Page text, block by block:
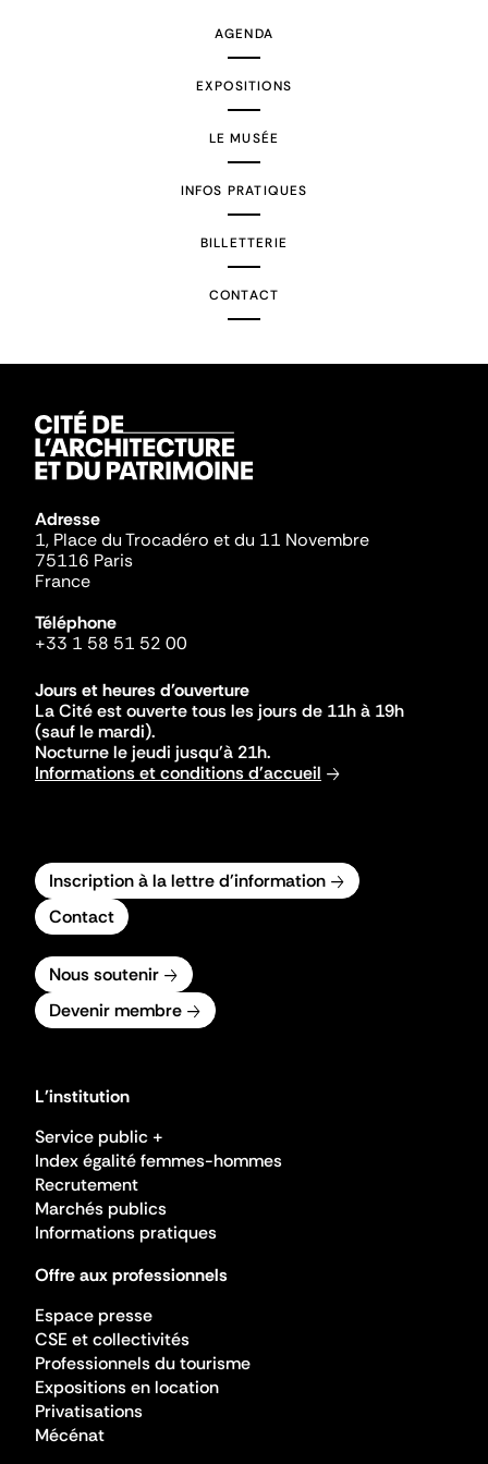
AGENDA
EXPOSITIONS
LE MUSÉE
INFOS PRATIQUES
BILLETTERIE
CONTACT
Adresse
1, Place du Trocadéro et du 11 Novembre
75116 Paris
France
Téléphone
+33 1 58 51 52 00
Jours et heures d'ouverture
La Cité est ouverte tous les jours de 11h à 19h
(sauf le mardi).
Nocturne le jeudi jusqu'à 21h.
Informations et conditions d'accueil
Inscription à la lettre d'information
Contact
Nous soutenir
Devenir membre
L'institution
Service public +
Index égalité femmes-hommes
Recrutement
Marchés publics
Informations pratiques
Offre aux professionnels
Espace presse
CSE et collectivités
Professionnels du tourisme
Expositions en location
Privatisations
Mécénat